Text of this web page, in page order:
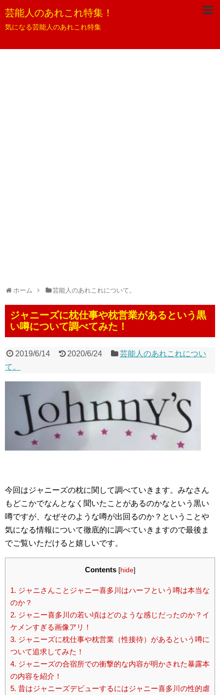
芸能人のあれこれ特集！
気になる芸能人のあれこれ特集
ホーム 芸能人のあれこれについて。
ジャニーズに枕仕事や枕営業があるという黒
い噂について調べてみた！
2019/6/14 2020/6/24
芸能人のあれこれについ
て。
今回はジャニーズの枕に関して調べていきます。みなさん
もどこかでなんとなく聞いたことがあるのかなという黒い
噂ですが、なぜそのような噂が出回るのか？ということや
気になる情報について徹底的に調べていきますので最後ま
でご覧いただけると嬉しいです。
Contents [hide]
1. ジャニさんことジャニー喜多川はハーフという噂は本当な
のか？
2. ジャニー喜多川の若い頃はどのような感じだったのか？イ
ケメンすぎる画像アリ！
3. ジャニーズに枕仕事や枕営業（性接待）があるという噂に
ついて追求してみた！
4. ジャニーズの合宿所での衝撃的な内容が明かされた暴露本
の内容を紹介！
5. 昔はジャニーズデビューするにはジャニー喜多川の性的虐